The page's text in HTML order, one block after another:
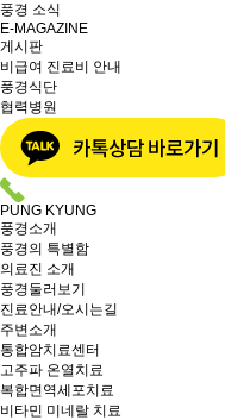
풍경 소식
E-MAGAZINE
게시판
비급여 진료비 안내
풍경식단
협력병원
PUNG KYUNG
풍경소개
풍경의 특별함
의료진 소개
풍경둘러보기
진료안내/오시는길
주변소개
통합암치료센터
고주파 온열치료
복합면역세포치료
비타민 미네랄 치료